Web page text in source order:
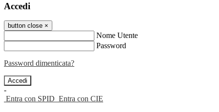
Accedi
button close ×
Nome Utente
Password
Password dimenticata?
-
Entra con SPID Entra con CIE